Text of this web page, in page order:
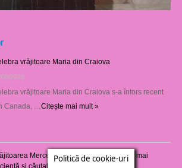
vrăjitoare Maria din Craiova
08/2026
vrăjitoare Maria din Craiova s-a întors recent
Canada, … Citește mai mult »
Mercedeza din Craiova este cea mai
şi căutată
Politică de cookie-uri